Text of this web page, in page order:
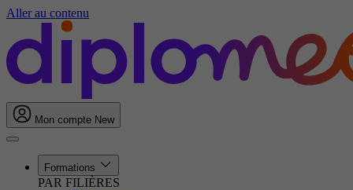
Aller au contenu
Mon compte New
Formations
PAR FILIÈRES